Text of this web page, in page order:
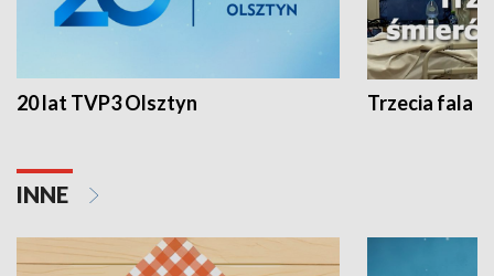
20 lat TVP3 Olsztyn Trzecia fala -
INNE